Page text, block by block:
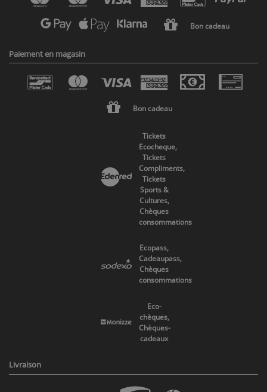
Bon cadeau
Paiement en magasin
Bon cadeau
Tickets
Ecocheque,
Tickets
Compliments,
Tickets
Sports &
Cultures,
Chèques
consommations
Ecopass,
Cadeaupass,
Chèques
consommations
Eco-
chèques,
Chèques-
cadeaux
Livraison